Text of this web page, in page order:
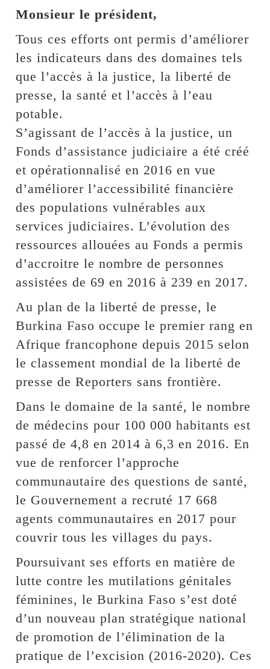
Monsieur le président,
Tous ces efforts ont permis d’améliorer
les indicateurs dans des domaines tels
que l’accès à la justice, la liberté de
presse, la santé et l’accès à l’eau
potable.
S’agissant de l’accès à la justice, un
Fonds d’assistance judiciaire a été créé
et opérationnalisé en 2016 en vue
d’améliorer l’accessibilité financière
des populations vulnérables aux
services judiciaires. L’évolution des
ressources allouées au Fonds a permis
d’accroitre le nombre de personnes
assistées de 69 en 2016 à 239 en 2017.
Au plan de la liberté de presse, le
Burkina Faso occupe le premier rang en
Afrique francophone depuis 2015 selon
le classement mondial de la liberté de
presse de Reporters sans frontière.
Dans le domaine de la santé, le nombre
de médecins pour 100 000 habitants est
passé de 4,8 en 2014 à 6,3 en 2016. En
vue de renforcer l’approche
communautaire des questions de santé,
le Gouvernement a recruté 17 668
agents communautaires en 2017 pour
couvrir tous les villages du pays.
Poursuivant ses efforts en matière de
lutte contre les mutilations génitales
féminines, le Burkina Faso s’est doté
d’un nouveau plan stratégique national
de promotion de l’élimination de la
pratique de l’excision (2016-2020). Ces